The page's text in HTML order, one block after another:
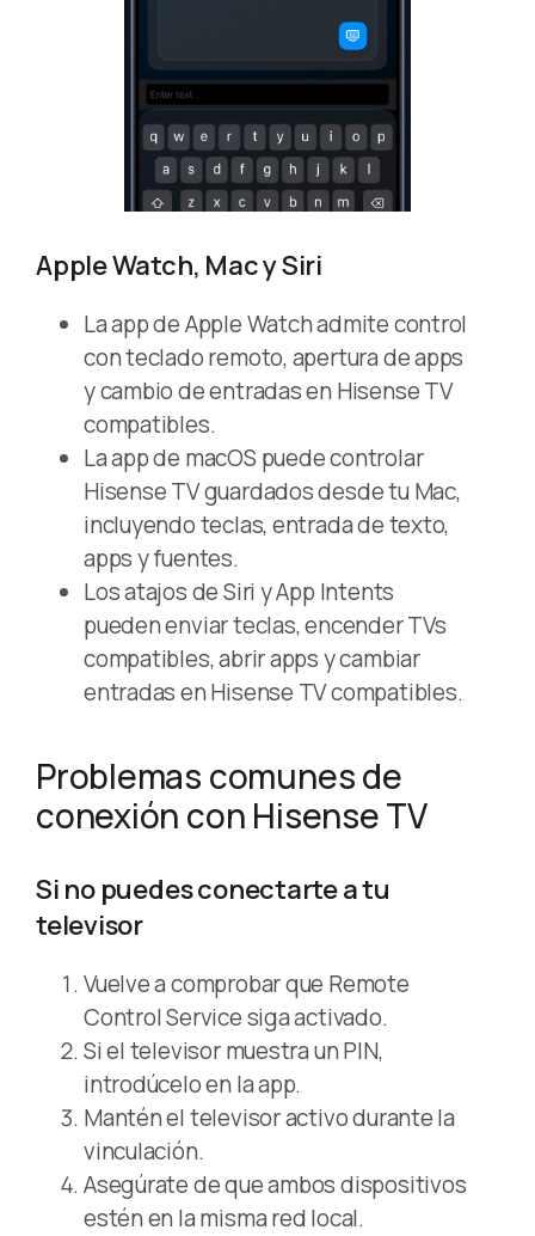
Apple Watch, Mac y Siri
La app de Apple Watch admite control
con teclado remoto, apertura de apps
y cambio de entradas en Hisense TV
compatibles.
La app de macOS puede controlar
Hisense TV guardados desde tu Mac,
incluyendo teclas, entrada de texto,
apps y fuentes.
Los atajos de Siri y App Intents
pueden enviar teclas, encender TVs
compatibles, abrir apps y cambiar
entradas en Hisense TV compatibles.
Problemas comunes de
conexión con Hisense TV
Si no puedes conectarte a tu
televisor
Vuelve a comprobar que Remote
Control Service siga activado.
Si el televisor muestra un PIN,
introdúcelo en la app.
Mantén el televisor activo durante la
vinculación.
Asegúrate de que ambos dispositivos
estén en la misma red local.